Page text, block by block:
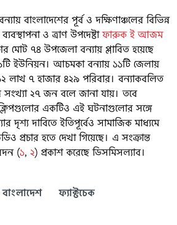
বাংলাদেশের পূর্ব ও দক্ষিণাঞ্চলের বিভিন্ন
ও ত্রাণ উপদেষ্টাফারুক ই আজম
মোট ৭৪ উপজেলা বন্যায় প্লাবিত হয়েছে
ইউনিয়ন। আচমকা বন্যায় ১১টি জেলায়
১২ লাখ ৭ হাজার ৪২৯ পরিবার। বন্যাকবলিত
সংখ্যা ২৭ জন বলে জানা যায়। তবে
ক্লিপগুলোর একটিও এই ঘটনাগুলোর সঙ্গে
দৃশ্য দাবিতে ইতিপূর্বেও সামাজিক মাধ্যমে
প্রচার হতে দেখা গিয়েছে। এ সংক্রান্ত
(১, ২) প্রকাশ করেছে ডিসমিসল্যাব।
বাংলাদেশ
ফ্যাক্টচেক